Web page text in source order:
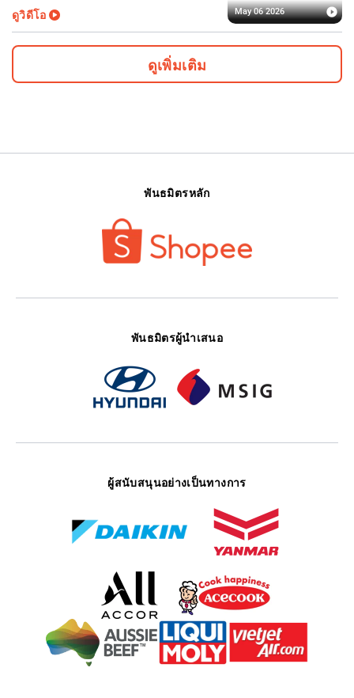
May 06 2026
ดูวิดีโอ
ดูเพิ่มเติม
พันธมิตรหลัก
พันธมิตรผู้นำเสนอ
ผู้สนับสนุนอย่างเป็นทางการ